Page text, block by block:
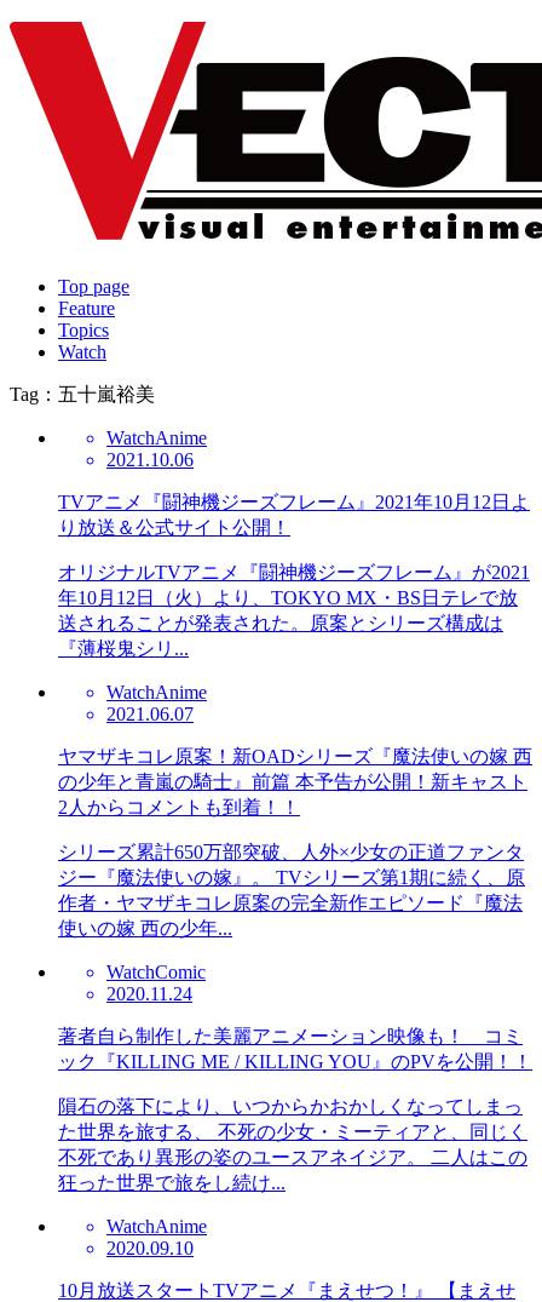
Top page
Feature
Topics
Watch
Tag：五十嵐裕美
WatchAnime
2021.10.06
TVアニメ『闘神機ジーズフレーム』2021年10月12日よ
り放送＆公式サイト公開！
オリジナルTVアニメ『闘神機ジーズフレーム』が2021
年10月12日（火）より、TOKYO MX・BS日テレで放
送されることが発表された。原案とシリーズ構成は
『薄桜鬼シリ...
WatchAnime
2021.06.07
ヤマザキコレ原案！新OADシリーズ『魔法使いの嫁 西
の少年と青嵐の騎士』前篇 本予告が公開！新キャスト
2人からコメントも到着！！
シリーズ累計650万部突破、人外×少女の正道ファンタ
ジー『魔法使いの嫁』。 TVシリーズ第1期に続く、原
作者・ヤマザキコレ原案の完全新作エピソード『魔法
使いの嫁 西の少年...
WatchComic
2020.11.24
著者自ら制作した美麗アニメーション映像も！ コミ
ック『KILLING ME / KILLING YOU』のPVを公開！！
隕石の落下により、いつからかおかしくなってしまっ
た世界を旅する、 不死の少女・ミーティアと、同じく
不死であり異形の姿のユースアネイジア。 二人はこの
狂った世界で旅をし続け...
WatchAnime
2020.09.10
10月放送スタートTVアニメ『まえせつ！』 【まえせ